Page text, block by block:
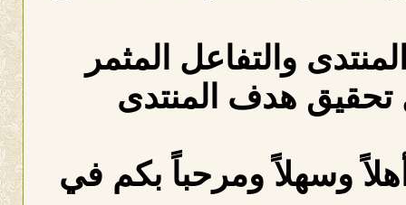
والتفاعل المثمر
هدف المنتدى
وسهلاً ومرحباً بكم في